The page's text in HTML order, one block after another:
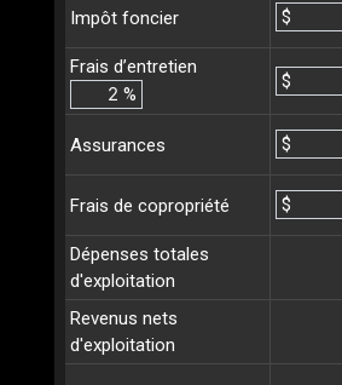
Impôt foncier $
Frais d’entretien
%
$
Assurances $
Frais de copropriété $
Dépenses totales
d'exploitation
Revenus nets
d'exploitation